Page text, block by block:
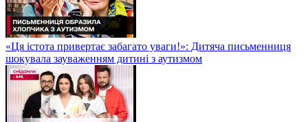
«Ця істота привертає забагато уваги!»: Дитяча письменниця
шокувала зауваженням дитині з аутизмом